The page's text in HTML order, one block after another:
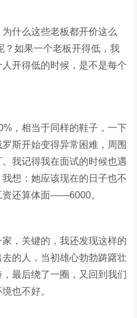
什么这些老板都开价这么
？如果一个老板开得低，我
开得低的时候，是不是每个
，相当于同样的鞋子，一下
斯开始变得异常困难，周围
我记得我在面试的时候也遇
想：她应该现在的日子也不
资还算体面——6000。
，关键的，我还发现这样的
的人，当初雄心勃勃踌躇壮
最后绕了一圈，又回到我们
也不好。